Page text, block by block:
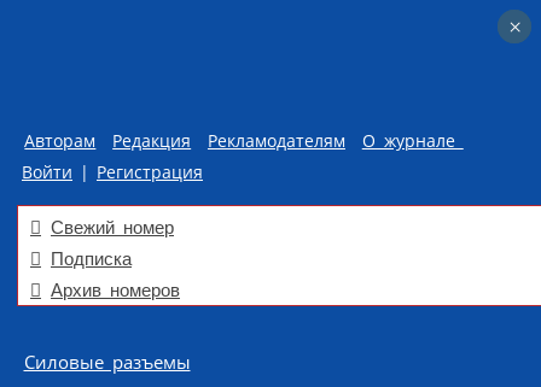
Авторам Редакция Рекламодателям
О журнале
Войти | Регистрация
Свежий номер
Подписка
Архив номеров
Skip to content
Силовые разъемы
×
×